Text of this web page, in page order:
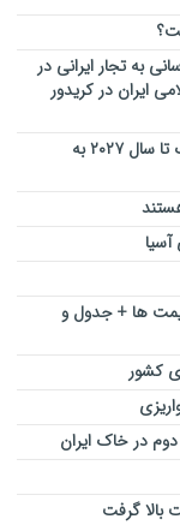
به تجار ایرانی در
ایران در کریدور
انتشار کربن صفر را فراموش کنید؛ مصرف زغال‌سنگ تا سال ۲۰۲۷ به
افزایش قیمت ها + جدول و
در خاک ایران
بالا گرفت